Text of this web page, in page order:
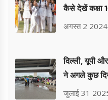
कैसे देखें कक्षा
नतीजे
अगस्त 2 2024
दिल्ली, यूपी
ने अगले कुछ
जुलाई 31